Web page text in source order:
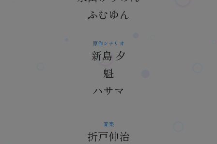
ふむゆん
原作シナリオ
新島 夕
魁
ハサマ
音楽
折戸伸治